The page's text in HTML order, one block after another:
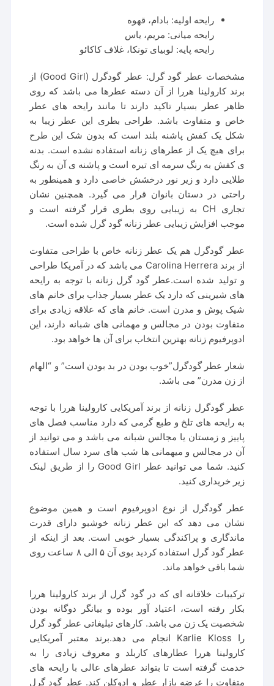
رایحه اولیه: بادام، قهوه
رایحه میانی: مریم، یاس
رایحه پایه: لوبیای تونکا، غلاف کاکائو
مشخصات عطر گود گرل: عطر گودگرل (Good Girl) از
برند کارولینا هررا از آن دسته عطرها می باشد که روی
ظاهر عطر بسیار تاکید دارند تا مانند رایحه های عطر
خاص و متفاوت باشد. طراحی بطری این عطر زیبا به
شکل یک کفش پاشنه بلند است که بدون شک این طرح
برای هیچ یک از عطرهای زنانه استفاده نشده است. بدنه
ی کفش به رنگ سرمه ای تیره است و پاشنه ی آن به رنگ
طلایی دارد و زیر نور درخشش خاصی دارد و همینطور به
راحتی در دستان بانوان قرار می گیرد. همچنین نشان
تجاری CH به زیبایی روی بطری قرار گرفته است و
موجب افزایش زیبایی عطر زنانه گود گرل شده است.
عطر گودگرل هم یک عطر زنانه خاص با طراحی متفاوت
از برند Carolina Herrera می باشد که در آمریکا طراحی
و تولید شده است.عطر گود گرل زنانه با توجه به رایحه
های شیرینی که دارد یک عطر بسیار جذاب برای خانم های
شیک پوش و مدرن است. خانم های که علاقه زیادی برای
متفاوت بودن در مجالس و مهمانی های شبانه دارند، این
ادوپرفیوم زنانه بهترین انتخاب برای آن ها خواهد بود.
شعار عطر گودگرل”خوب بودن در بد بودن است” و “الهام
از زن مدرن” می باشد.
عطر گودگرل زنانه از برند آمریکایی کارولینا هررا با توجه
به رایحه های تلخ و طبع گرمی که دارد مناسب فصل های
پاییز و زمستان یا مجالس شبانه می باشد و می توانید از
آن در مجالس و میهمانی ها شب های سرد سال استفاده
کنید. شما می توانید عطر Good Girl را از طریق لینک
زیر خریداری کنید.
عطر گودگرل از نوع ادوپرفیوم است و همین موضوع
نشان می دهد که این عطر زنانه خوشبو دارای قدرت
ماندگاری و پراکندگی بسیار خوبی است. بعد از اینکه از
عطر گود گرل استفاده کردید بوی آن ۵ الی ۸ ساعت روی
شما باقی خواهد ماند.
ترکیبات خلاقانه ای که در گود گرل از برند کارولینا هررا
بکار رفته است، اعتیاد آور بوده و بیانگر دوگانه بودن
شخصیت یک زن می باشد. کارهای تبلیغاتی عطر گود گرل
را Karlie Kloss انجام می دهد.برند معتبر آمریکایی
کارولینا هررا عطارهای کاربلد و معروف زیادی را به
خدمت گرفته است تا بتواند عطرهای عالی با رایحه های
متفاوت را عرضه بازار عطر و ادوکلن کند. عطر گود گرل